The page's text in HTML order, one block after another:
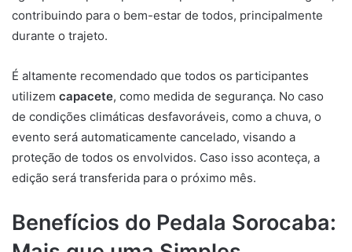
contribuindo para o bem-estar de todos, principalmente
durante o trajeto.
É altamente recomendado que todos os participantes
utilizem capacete, como medida de segurança. No caso
de condições climáticas desfavoráveis, como a chuva, o
evento será automaticamente cancelado, visando a
proteção de todos os envolvidos. Caso isso aconteça, a
edição será transferida para o próximo mês.
Benefícios do Pedala Sorocaba: